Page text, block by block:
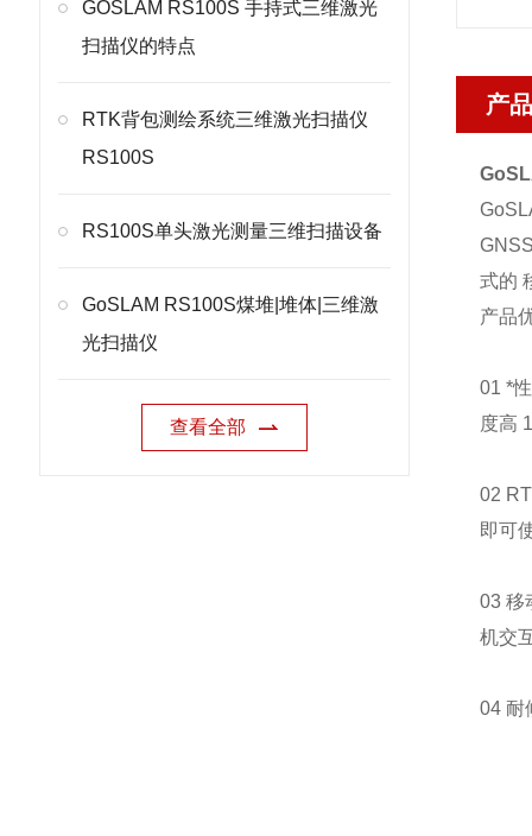
GOSLAM RS100S 手持式三维激光
扫描仪的特点
RTK背包测绘系统三维激光扫描仪
RS100S
RS100S单头激光测量三维扫描设备
GoSLAM RS100S煤堆|堆体|三维激
光扫描仪
查看全部
产
式的
产品
01 *
度高
02
即可
03 移
机交
04 耐